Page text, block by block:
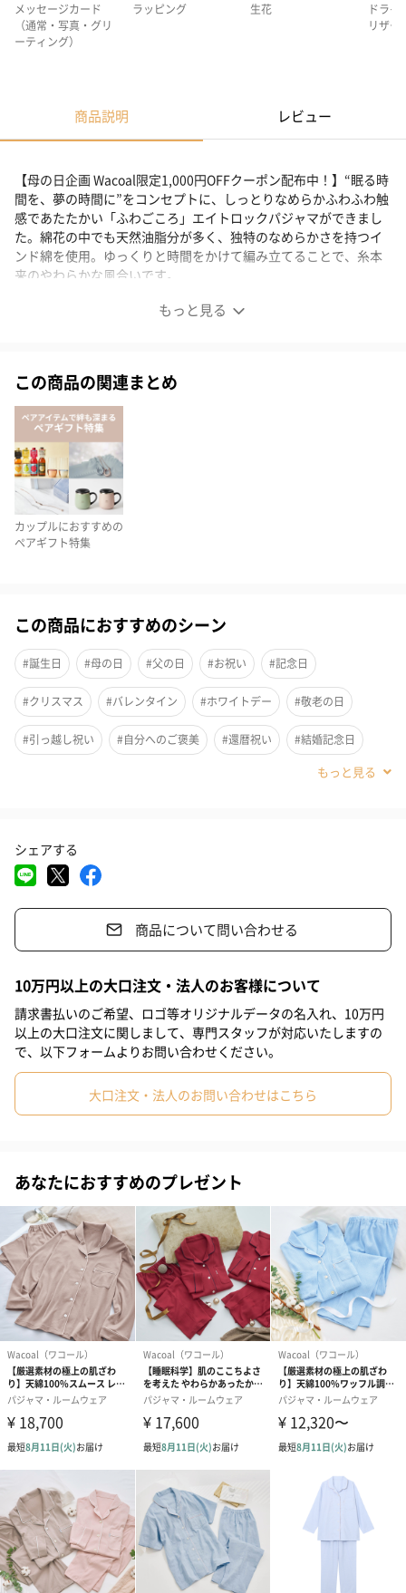
メッセージカード
（通常・写真・グリ
ーティング）
ラッピング 生花
ドライ
リザー
商品説明 レビュー
もっと見る
【母の日企画 Wacoal限定1,000円OFFクーポン配布中！】“眠る時
間を、夢の時間に”をコンセプトに、しっとりなめらかふわふわ触
感であたたかい「ふわごころ」エイトロックパジャマができまし
た。綿花の中でも天然油脂分が多く、独特のなめらかさを持つイ
ンド綿を使用。ゆっくりと時間をかけて編み立てることで、糸本
来のやわらかな風合いです。
【母の日企画 Wacoal限定1,000円OFFクーポン配布
TANPでは母の日までの期間限定で、Wacoal（ワコール）の商品
に使える1,000円オフクーポンを配布中です！いつまでも健やかで
過ごしてほしいお母さんへのプレゼント探しにぜひお役立てくだ
さい。
（有効期限：2026年4月25日〜2026年5月10日 23:59まで）
しっとりなめらかふわふわ触感の「ふわごころ」パジャマ
しっとりなめらかふわふわ触感の「ふわごころ」パジャマ。
M/Lサイズよりお選びいただけます。
ゆっくりと時間をかけて編み立てることで、糸本来のやわらかな
8の字を描くように編まれ、空気を含みやすくあたたかいエイトロ
ック素材。
高い素材です。
OR
PU
パートナーとのお揃いも◎
同シリーズのメンズサイズもご用意しているので、パートナーと
揃えていただいたり、ご友人へのペアギフトとしてもおすすめで
す。
【睡眠科学】しっとりなめらかふわふわ触感の「ふわごころ」メンズ
パジャマ
Wacoal（ワコール）
この商品の関連まとめ
カップルにおすすめの
ペアギフト特集
この商品におすすめのシーン
#誕生日 #母の日 #父の日 #お祝い #記念日
#クリスマス #バレンタイン #ホワイトデー #敬老の日
#引っ越し祝い #自分へのご褒美 #還暦祝い #結婚記念日
#義母
#姉 #妹
#同僚女性
#夫 #女性 #男性 #男友達
#60代 #70代 #90代
シェアする
商品について問い合わせる
10万円以上の大口注文・法人のお客様について
請求書払いのご希望、ロゴ等オリジナルデータの名入れ、10万円
以上の大口注文に関しまして、専門スタッフが対応いたしますの
で、以下フォームよりお問い合わせください。
大口注文・法人のお問い合わせはこちら
あなたにおすすめのプレゼント